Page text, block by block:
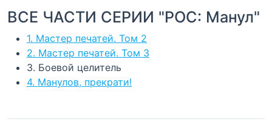
ВСЕ ЧАСТИ СЕРИИ "РОС: Манул"
1. Мастер печатей. Том 2
2. Мастер печатей. Том 3
3. Боевой целитель
4. Манулов, прекрати!